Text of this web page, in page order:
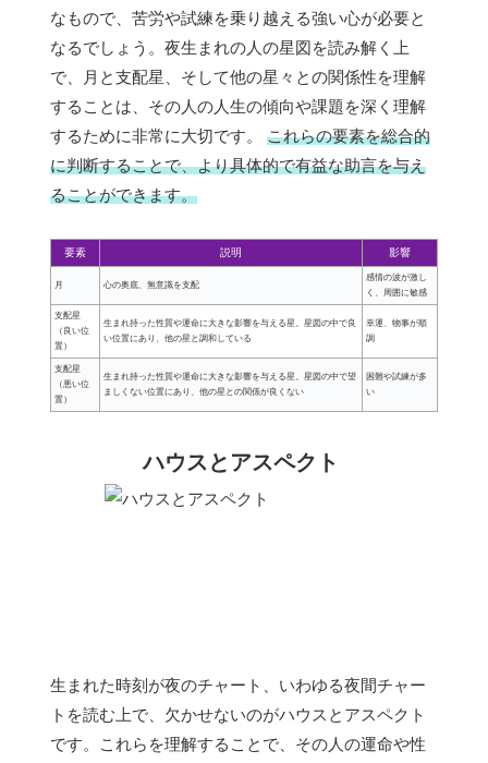
なもので、苦労や試練を乗り越える強い心が必要と
なるでしょう。夜生まれの人の星図を読み解く上
で、月と支配星、そして他の星々との関係性を理解
することは、その人の人生の傾向や課題を深く理解
するために非常に大切です。 これらの要素を総合的
に判断することで、より具体的で有益な助言を与え
ることができます。
要素 説明 影響
月 心の奥底、無意識を支配
感情の波が激し
く、周囲に敏感
支配星
（良い位
置）
生まれ持った性質や運命に大きな影響を与える星。星図の中で良
い位置にあり、他の星と調和している
幸運、物事が順
調
支配星
（悪い位
置）
生まれ持った性質や運命に大きな影響を与える星。星図の中で望
ましくない位置にあり、他の星との関係が良くない
困難や試練が多
い
ハウスとアスペクト
生まれた時刻が夜のチャート、いわゆる夜間チャー
トを読む上で、欠かせないのがハウスとアスペクト
です。これらを理解することで、その人の運命や性